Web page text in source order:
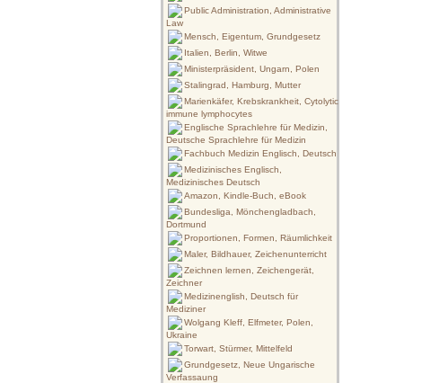
Public Administration, Administrative
Law
Mensch, Eigentum, Grundgesetz
Italien, Berlin, Witwe
Ministerpräsident, Ungarn, Polen
Stalingrad, Hamburg, Mutter
Marienkäfer, Krebskrankheit, Cytolytic
immune lymphocytes
Englische Sprachlehre für Medizin,
Deutsche Sprachlehre für Medizin
Fachbuch Medizin Englisch, Deutsch
Medizinisches Englisch,
Medizinisches Deutsch
Amazon, Kindle-Buch, eBook
Bundesliga, Mönchengladbach,
Dortmund
Proportionen, Formen, Räumlichkeit
Maler, Bildhauer, Zeichenunterricht
Zeichnen lernen, Zeichengerät,
Zeichner
Medizinenglish, Deutsch für
Mediziner
Wolgang Kleff, Elfmeter, Polen,
Ukraine
Torwart, Stürmer, Mittelfeld
Grundgesetz, Neue Ungarische
Verfassaung